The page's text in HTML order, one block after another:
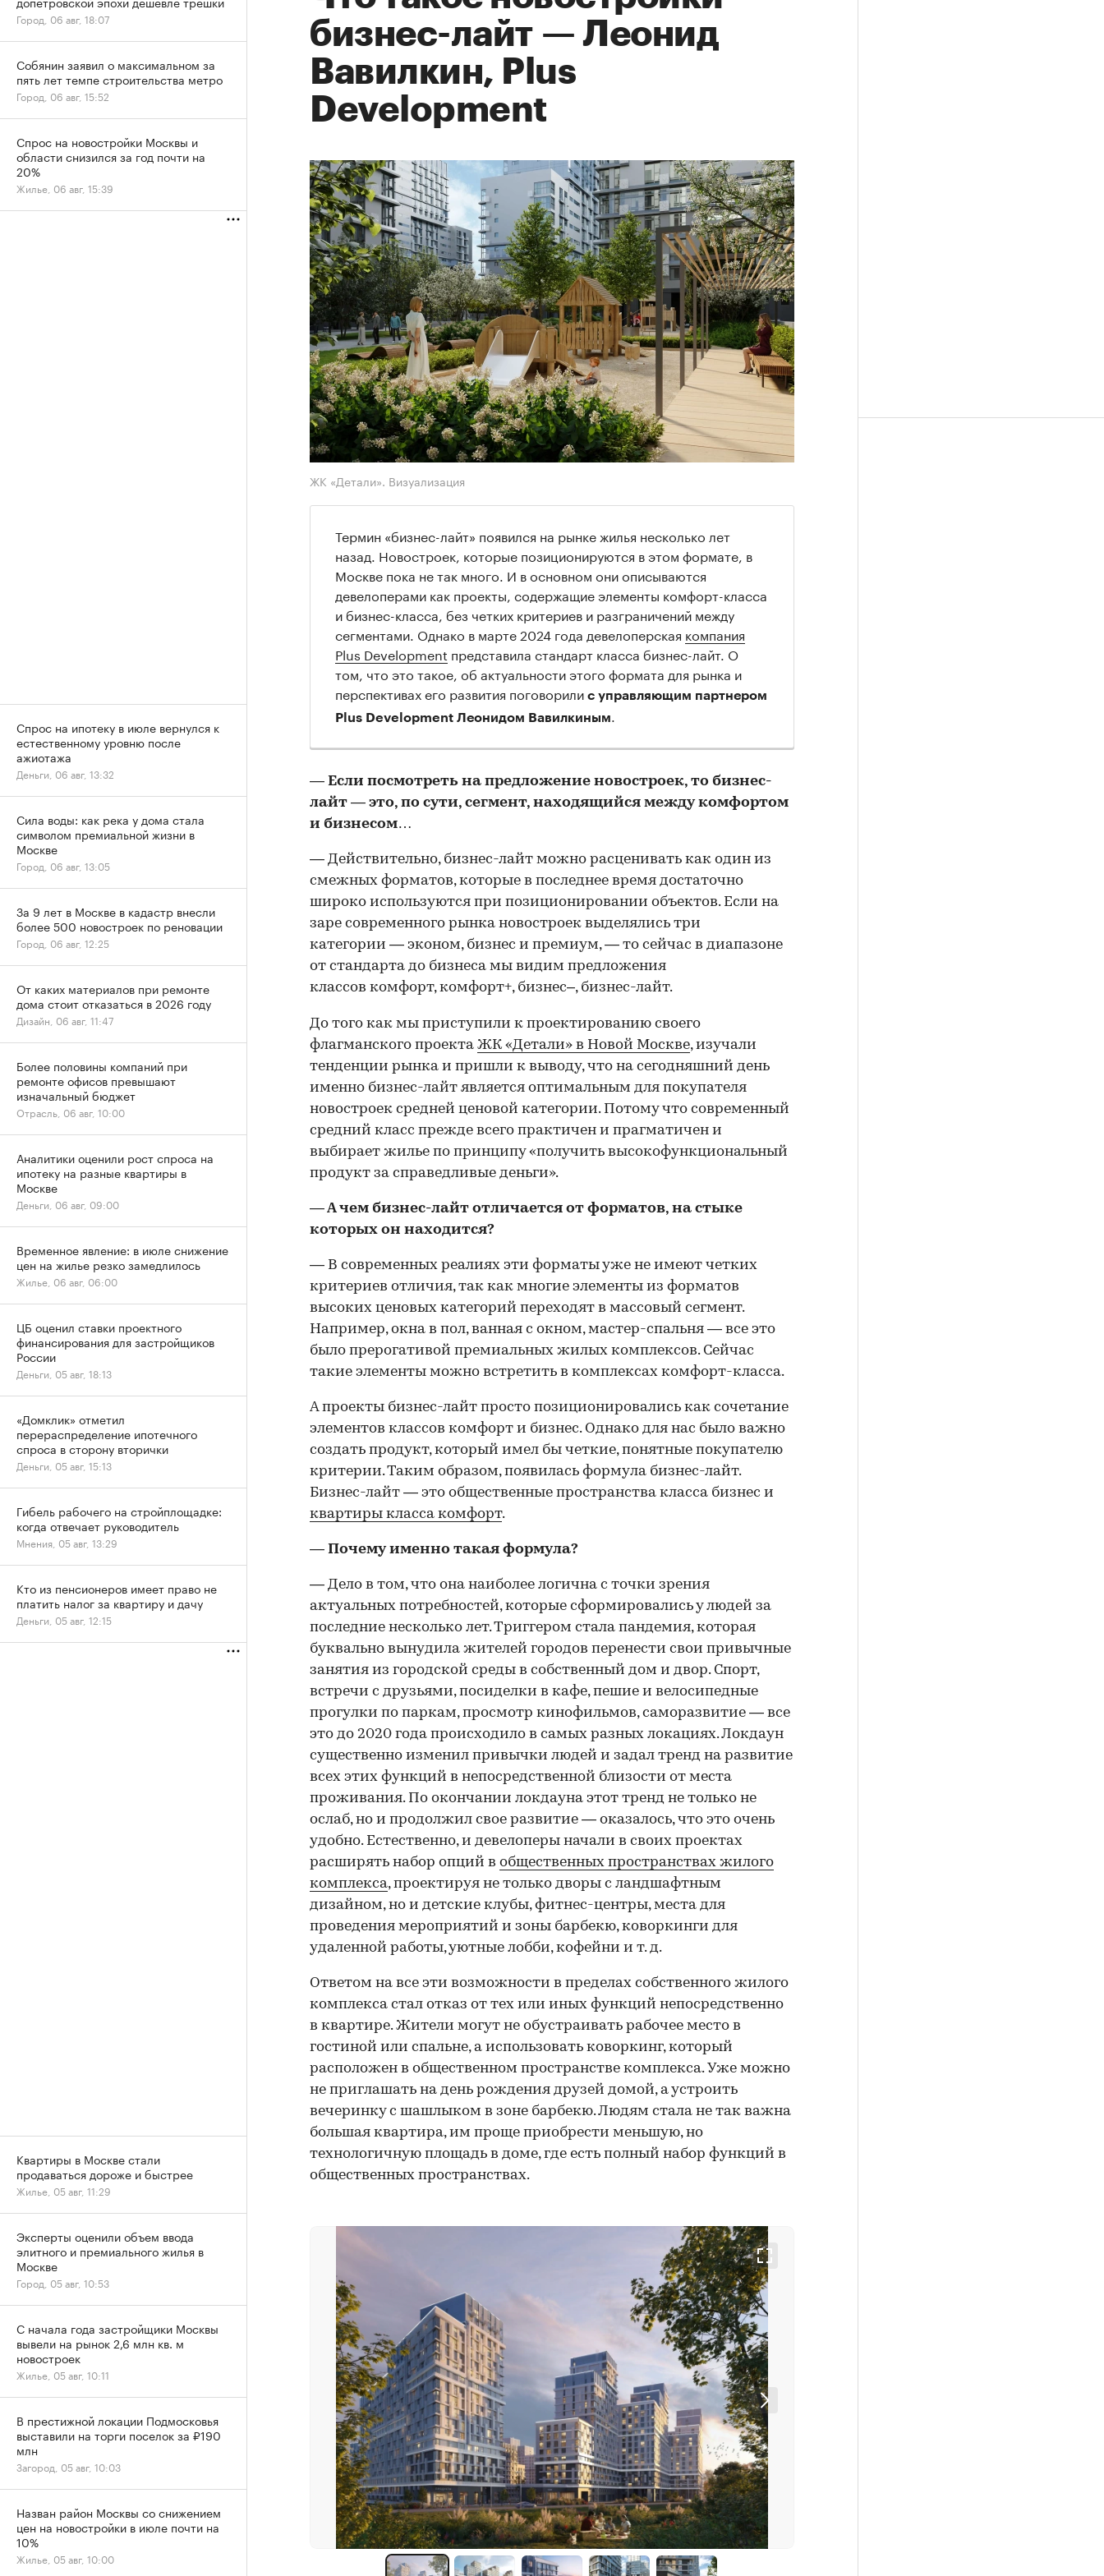
бизнес-лайт — Леонид
Вавилкин, Plus
Development
ЖК «Детали». Визуализация
Термин «бизнес-лайт» появился на рынке жилья несколько лет
назад. Новостроек, которые позиционируются в этом формате, в
Москве пока не так много. И в основном они описываются
девелоперами как проекты, содержащие элементы комфорт-класса
и бизнес-класса, без четких критериев и разграничений между
сегментами. Однако в марте 2024 года девелоперская компания
Plus Development представила стандарт класса бизнес-лайт. О
том, что это такое, об актуальности этого формата для рынка и
перспективах его развития поговорили с управляющим партнером
Plus Development Леонидом Вавилкиным
— Если посмотреть на предложение новостроек, то бизнес-
лайт — это, по сути, сегмент, находящийся между комфортом
и бизнесом…
— Действительно, бизнес-лайт можно расценивать как один из
смежных форматов, которые в последнее время достаточно
широко используются при позиционировании объектов. Если на
заре современного рынка новостроек выделялись три
категории — эконом, бизнес и премиум, — то сейчас в диапазоне
от стандарта до бизнеса мы видим предложения
классов комфорт, комфорт+, бизнес–, бизнес-лайт.
00:00 / 00:00
До того как мы приступили к проектированию своего
флагманского проекта ЖК «Детали» в Новой Москве, изучали
тенденции рынка и пришли к выводу, что на сегодняшний день
именно бизнес-лайт является оптимальным для покупателя
новостроек средней ценовой категории. Потому что современный
средний класс прежде всего практичен и прагматичен и
выбирает жилье по принципу «получить высокофункциональный
продукт за справедливые деньги».
— А чем бизнес-лайт отличается от форматов, на стыке
которых он находится?
— В современных реалиях эти форматы уже не имеют четких
критериев отличия, так как многие элементы из форматов
высоких ценовых категорий переходят в массовый сегмент.
Например, окна в пол, ванная с окном, мастер-спальня — все это
было прерогативой премиальных жилых комплексов. Сейчас
такие элементы можно встретить в комплексах комфорт-класса.
А проекты бизнес-лайт просто позиционировались как сочетание
элементов классов комфорт и бизнес. Однако для нас было важно
создать продукт, который имел бы четкие, понятные покупателю
критерии. Таким образом, появилась формула бизнес-лайт.
Бизнес-лайт — это общественные пространства класса бизнес и
квартиры класса комфорт.
— Почему именно такая формула?
— Дело в том, что она наиболее логична с точки зрения
актуальных потребностей, которые сформировались у людей за
последние несколько лет. Триггером стала пандемия, которая
буквально вынудила жителей городов перенести свои привычные
занятия из городской среды в собственный дом и двор. Спорт,
встречи с друзьями, посиделки в кафе, пешие и велосипедные
прогулки по паркам, просмотр кинофильмов, саморазвитие — все
это до 2020 года происходило в самых разных локациях. Локдаун
существенно изменил привычки людей и задал тренд на развитие
всех этих функций в непосредственной близости от места
проживания. По окончании локдауна этот тренд не только не
ослаб, но и продолжил свое развитие — оказалось, что это очень
удобно. Естественно, и девелоперы начали в своих проектах
расширять набор опций в общественных пространствах жилого
комплекса, проектируя не только дворы с ландшафтным
дизайном, но и детские клубы, фитнес-центры, места для
проведения мероприятий и зоны барбекю, коворкинги для
удаленной работы, уютные лобби, кофейни и т. д.
Ответом на все эти возможности в пределах собственного жилого
комплекса стал отказ от тех или иных функций непосредственно
в квартире. Жители могут не обустраивать рабочее место в
гостиной или спальне, а использовать коворкинг, который
расположен в общественном пространстве комплекса. Уже можно
не приглашать на день рождения друзей домой, а устроить
вечеринку с шашлыком в зоне барбекю. Людям стала не так важна
большая квартира, им проще приобрести меньшую, но
технологичную площадь в доме, где есть полный набор функций в
общественных пространствах.
Город, 06 авг, 18:07
Собянин заявил о максимальном за
пять лет темпе строительства метро
Город, 06 авг, 15:52
Спрос на новостройки Москвы и
области снизился за год почти на
20%
Жилье, 06 авг, 15:39
Спрос на ипотеку в июле вернулся к
естественному уровню после
ажиотажа
Деньги, 06 авг, 13:32
Сила воды: как река у дома стала
символом премиальной жизни в
Москве
Город, 06 авг, 13:05
За 9 лет в Москве в кадастр внесли
более 500 новостроек по реновации
Город, 06 авг, 12:25
От каких материалов при ремонте
дома стоит отказаться в 2026 году
Дизайн, 06 авг, 11:47
Более половины компаний при
ремонте офисов превышают
изначальный бюджет
Отрасль, 06 авг, 10:00
Аналитики оценили рост спроса на
ипотеку на разные квартиры в
Москве
Деньги, 06 авг, 09:00
Временное явление: в июле снижение
цен на жилье резко замедлилось
Жилье, 06 авг, 06:00
ЦБ оценил ставки проектного
финансирования для застройщиков
России
Деньги, 05 авг, 18:13
«Домклик» отметил
перераспределение ипотечного
спроса в сторону вторички
Деньги, 05 авг, 15:13
Гибель рабочего на стройплощадке:
когда отвечает руководитель
Мнения, 05 авг, 13:29
Кто из пенсионеров имеет право не
платить налог за квартиру и дачу
Деньги, 05 авг, 12:15
Квартиры в Москве стали
продаваться дороже и быстрее
Жилье, 05 авг, 11:29
Эксперты оценили объем ввода
элитного и премиального жилья в
Москве
Город, 05 авг, 10:53
С начала года застройщики Москвы
вывели на рынок 2,6 млн кв. м
новостроек
Жилье, 05 авг, 10:11
В престижной локации Подмосковья
выставили на торги поселок за ₽190
млн
Загород, 05 авг, 10:03
Назван район Москвы со снижением
цен на новостройки в июле почти на
10%
Жилье, 05 авг, 10:00